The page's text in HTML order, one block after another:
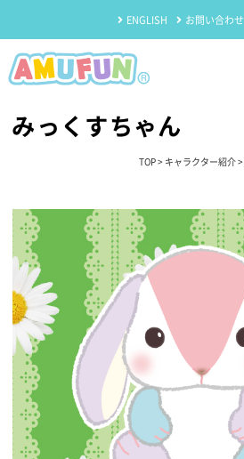
ENGLISH お問い合わせ
みっくすちゃん
TOP> キャラクター紹介>